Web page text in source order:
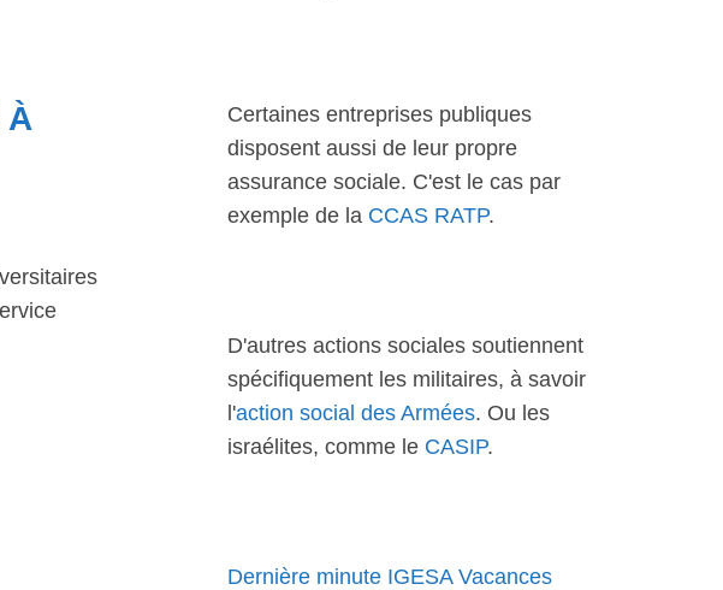
À
Certaines entreprises publiques
disposent aussi de leur propre
assurance sociale. C'est le cas par
exemple de la CCAS RATP.
D'autres actions sociales soutiennent
spécifiquement les militaires, à savoir
l'action social des Armées. Ou les
israélites, comme le CASIP.
Dernière minute IGESA Vacances